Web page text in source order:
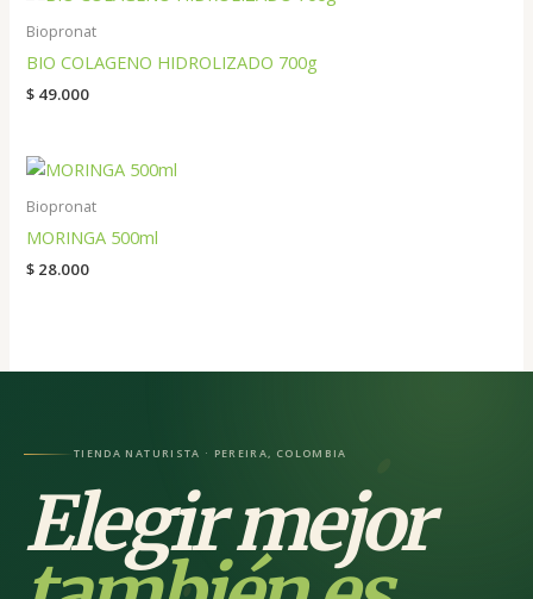
Biopronat
BIO COLAGENO HIDROLIZADO 700g
$ 49.000
Biopronat
MORINGA 500ml
$ 28.000
TIENDA NATURISTA · PEREIRA, COLOMBIA
Elegir mejor